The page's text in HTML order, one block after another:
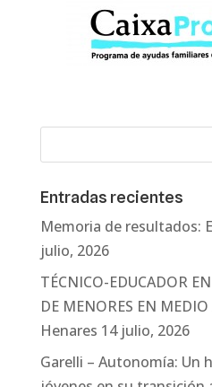
Entradas recientes
Memoria de resultados:
julio, 2026
TÉCNICO-EDUCADOR
DE MENORES EN
Henares 14 julio, 2026
Garelli – Autonomía: Un